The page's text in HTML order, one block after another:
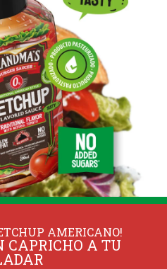
AMERICANO!
CAPRICHO A TU